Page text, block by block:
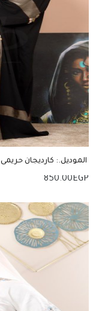
الموديل.: كارديجان حريمى
850.00EGP